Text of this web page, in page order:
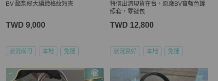
BV 酪梨綠大編織格紋短夾
TWD 9,000
狀況尚可 本地 免運
特價出清現貨在台，原廠BV寶藍色護
照套，零錢包
TWD 12,800
狀況良好 本地 免運